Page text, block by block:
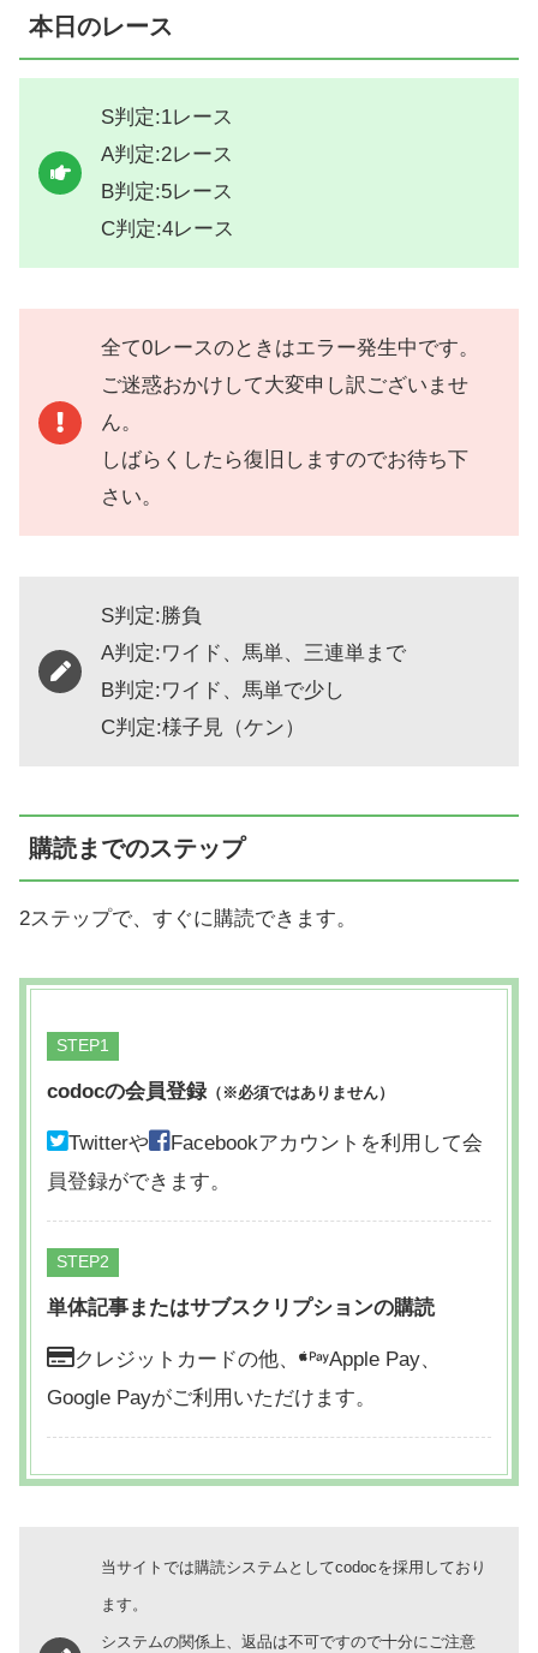
本日のレース
S判定:1レース
A判定:2レース
B判定:5レース
C判定:4レース
全て0レースのときはエラー発生中です。
ご迷惑おかけして大変申し訳ございませ
ん。
しばらくしたら復旧しますのでお待ち下
さい。
S判定:勝負
A判定:ワイド、馬単、三連単まで
B判定:ワイド、馬単で少し
C判定:様子見（ケン）
購読までのステップ
2ステップで、すぐに購読できます。
STEP
codocの会員登録（※必須ではありません）
Twitterや
Facebookアカウントを利用して会
員登録ができます。
STEP
単体記事またはサブスクリプションの購読
クレジットカードの他、
Apple Pay、
Google Payがご利用いただけます。
当サイトでは購読システムとしてcodocを採用しており
ます。
システムの関係上、返品は不可ですので十分にご注意